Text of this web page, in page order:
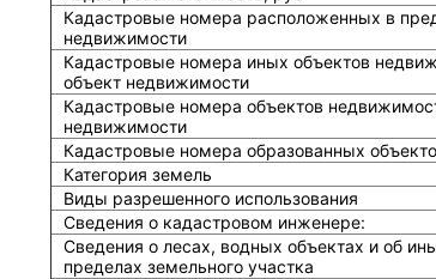
Кадастровые номера расположенных в
недвижимости
Кадастровые номера иных объектов
объект недвижимости
Кадастровые номера объектов
недвижимости
Кадастровые номера образованных
Категория земель
Виды разрешенного использования
Сведения о кадастровом инженере:
Cведения о лесах, водных объектах и об
пределах земельного участка